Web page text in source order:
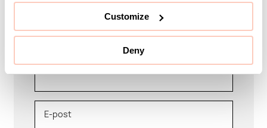
Customize
Deny
er trygga med hjälp och support.
E-post